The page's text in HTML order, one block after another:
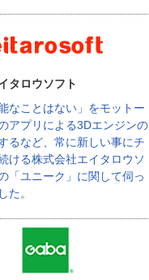
タロウソフト
なことはない」をモットー
アプリによる3Dエンジンの
るなど、常に新しい事にチ
ける株式会社エイタロウソ
「ユニーク」に関して伺っ
た。